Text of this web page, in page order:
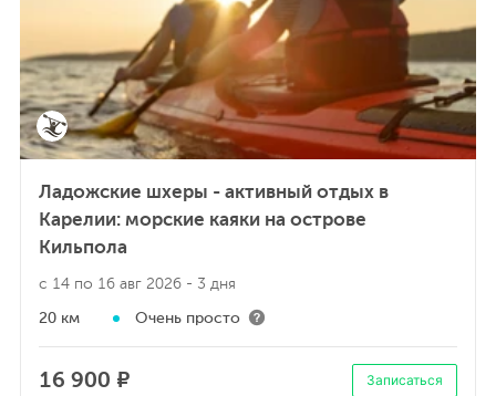
Ладожские шхеры - активный отдых в
Карелии: морские каяки на острове
Кильпола
с 14 по 16 авг 2026 - 3 дня
20 км Очень просто
16 900 ₽ Записаться